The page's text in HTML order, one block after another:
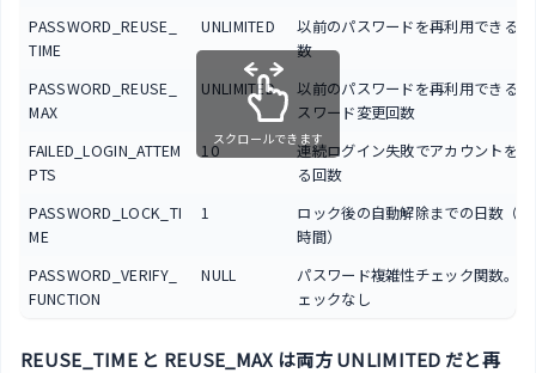
PASSWORD_REUSE_
TIME
UNLIMITED
以前のパスワードを再利用できる
数
PASSWORD_REUSE_
MAX
UNLIMITED
以前のパスワードを再利用できる
スワード変更回数
FAILED_LOGIN_ATTEM
PTS
10
連続ログイン失敗でアカウントを
る回数
PASSWORD_LOCK_TI
ME
1
ロック後の自動解除までの日数（
時間）
PASSWORD_VERIFY_
FUNCTION
NULL
パスワード複雑性チェック関数。
ェックなし
スクロールできます
REUSE_TIME と REUSE_MAX は両方 UNLIMITED だと再